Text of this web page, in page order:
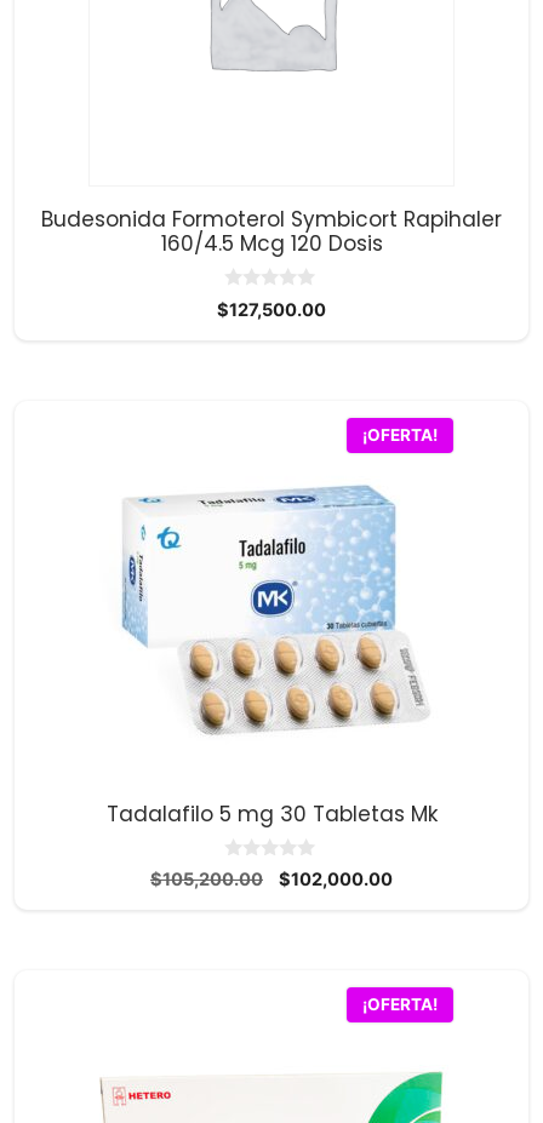
Budesonida Formoterol Symbicort Rapihaler
160/4.5 Mcg 120 Dosis
0
d
$127,500.00
¡OFERTA!
Tadalafilo 5 mg 30 Tabletas Mk
0
d
$105,200.00
El
$102,000.00El
¡OFERTA!